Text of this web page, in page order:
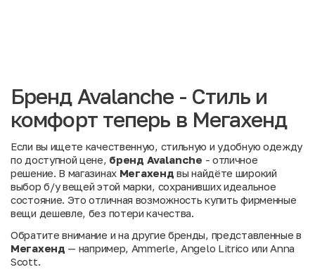
Бренд Avalanche - Стиль и
комфорт теперь в Мегахенд
Если вы ищете качественную, стильную и удобную одежду
по доступной цене, бренд Avalanche - отличное
решение. В магазинах Мегахенд вы найдёте широкий
выбор б/у вещей этой марки, сохранивших идеальное
состояние. Это отличная возможность купить фирменные
вещи дешевле, без потери качества.
Обратите внимание и на другие бренды, представленные в
Мегахенд — например, Ammerle, Angelo Litrico или Anna
Scott.